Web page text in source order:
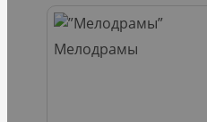
Мелодрамы